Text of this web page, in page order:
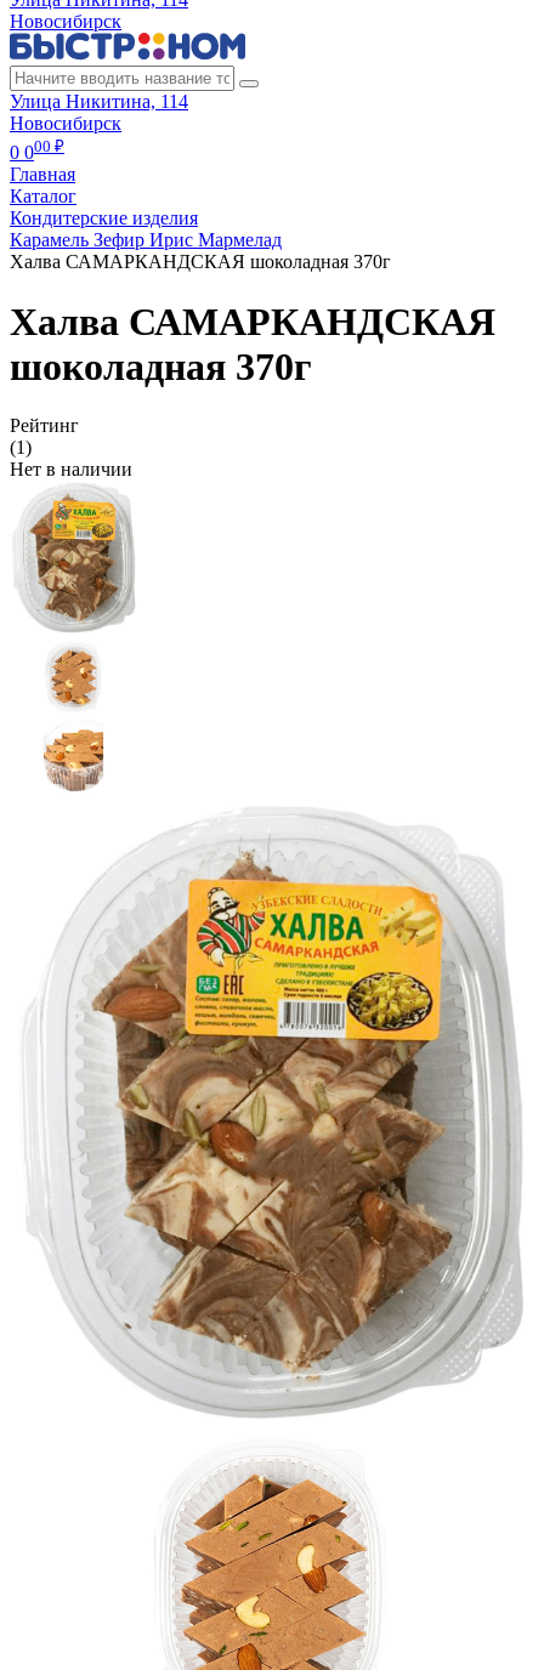
Новосибирск
Улица Никитина, 114
Новосибирск
0 000 ₽
Главная
Каталог
Кондитерские изделия
Карамель Зефир Ирис Мармелад
Халва САМАРКАНДСКАЯ шоколадная 370г
Халва САМАРКАНДСКАЯ
шоколадная 370г
Рейтинг
(1)
Нет в наличии